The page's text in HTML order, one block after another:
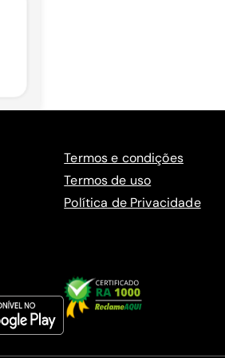
Termos e condições
Termos de uso
Política de Privacidade